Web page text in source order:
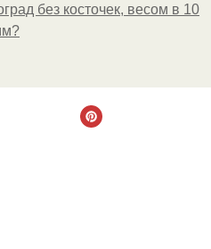
без косточек, весом в 10